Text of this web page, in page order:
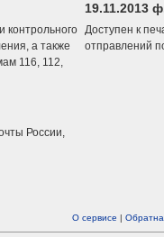
контрольного
а также
116, 112,
19.11.2013
Доступен к
отправлений
России,
О сервисе |